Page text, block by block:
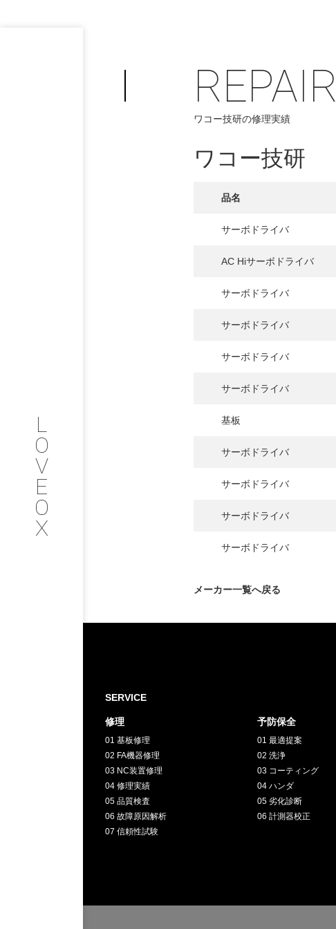
L
O
V
E
O
X
PHILOSOPHY
COMPANY
PROFILE
SERVICE
INTERVIEW
お客様インタビュー
RECRUIT
GREEN
CHALLENGE
環境への取り組み
REPAIR
ワコー技研の修理実績
ワコー技研
品名
サーボドライバ
AC Hiサーボドライバ
サーボドライバ
サーボドライバ
サーボドライバ
サーボドライバ
基板
サーボドライバ
サーボドライバ
サーボドライバ
サーボドライバ
メーカー一覧へ戻る
SERVICE
修理
01 基板修理
02 FA機器修理
03 NC装置修理
04 修理実績
05 品質検査
06 故障原因解析
07 信頼性試験
予防保全
01 最適提案
02 洗浄
03 コーティング
04 ハンダ
05 劣化診断
06 計測器校正